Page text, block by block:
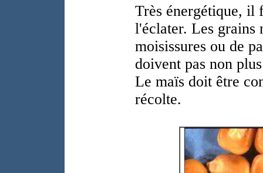
Très énergétique, il
l'éclater. Les grains
moisissures ou de
doivent pas non
Le maïs doit être
récolte.